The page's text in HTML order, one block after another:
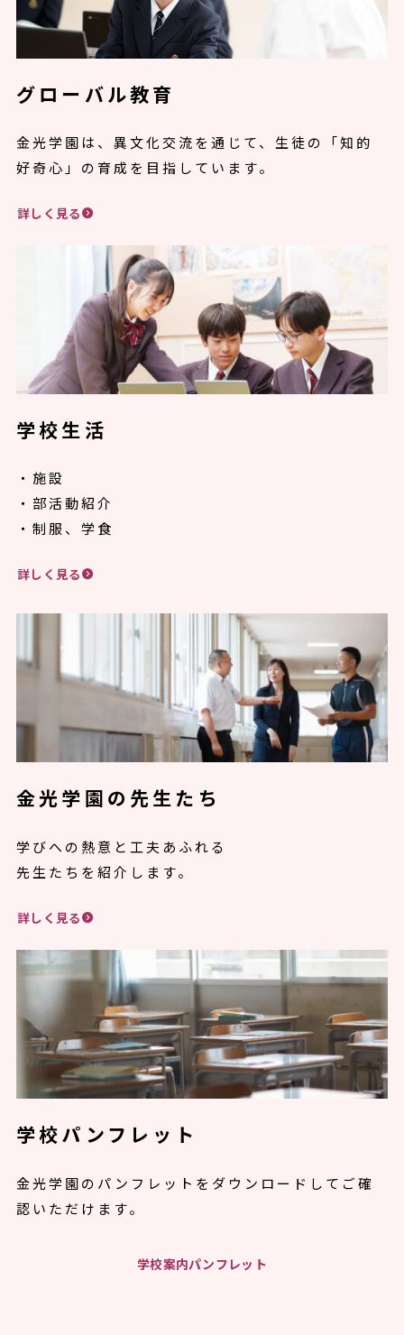
グローバル教育
金光学園は、異文化交流を通じて、生徒の「知的
好奇心」の育成を目指しています。
詳しく見る
学校生活
・施設
・部活動紹介
・制服、学食
詳しく見る
金光学園の先生たち
学びへの熱意と工夫あふれる
先生たちを紹介します。
詳しく見る
学校パンフレット
金光学園のパンフレットをダウンロードしてご確
認いただけます。
学校案内パンフレット